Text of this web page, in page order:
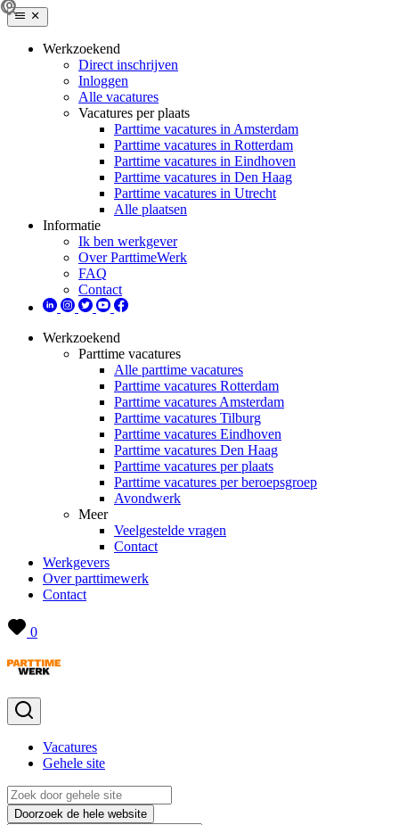
Werkzoekend
Direct inschrijven
Inloggen
Alle vacatures
Vacatures per plaats
Parttime vacatures in Amsterdam
Parttime vacatures in Rotterdam
Parttime vacatures in Eindhoven
Parttime vacatures in Den Haag
Parttime vacatures in Utrecht
Alle plaatsen
Informatie
Ik ben werkgever
Over ParttimeWerk
FAQ
Contact
Werkzoekend
Parttime vacatures
Alle parttime vacatures
Parttime vacatures Rotterdam
Parttime vacatures Amsterdam
Parttime vacatures Tilburg
Parttime vacatures Eindhoven
Parttime vacatures Den Haag
Parttime vacatures per plaats
Parttime vacatures per beroepsgroep
Avondwerk
Meer
Veelgestelde vragen
Contact
Werkgevers
Over parttimewerk
Contact
0
Vacatures
Gehele site